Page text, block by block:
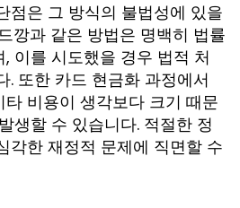
점은 그 방식의 불법성에 있을
깡과 같은 방법은 명백히 법률
이를 시도했을 경우 법적 처
. 또한 카드 현금화 과정에서
비용이 생각보다 크기 때문
생할 수 있습니다. 적절한 정
각한 재정적 문제에 직면할 수